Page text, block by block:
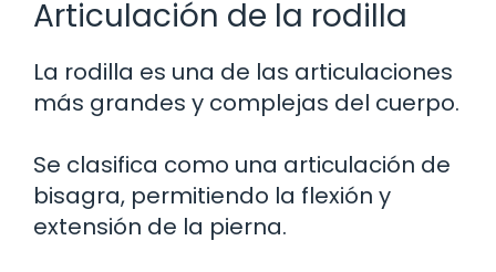
Articulación de la rodilla
La rodilla es una de las articulaciones
más grandes y complejas del cuerpo.
Se clasifica como una articulación de
bisagra, permitiendo la flexión y
extensión de la pierna.